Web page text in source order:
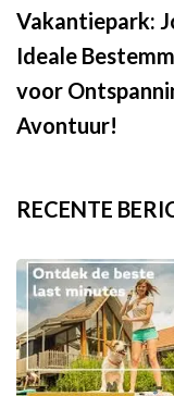
Vakantiepark:
Ideale
voor
Avontuur!
RECENTE